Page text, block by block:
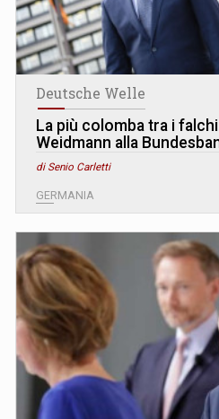
Deutsche Welle
La più colomba tra i
Weidmann alla
di Senio Carletti
GERMANIA